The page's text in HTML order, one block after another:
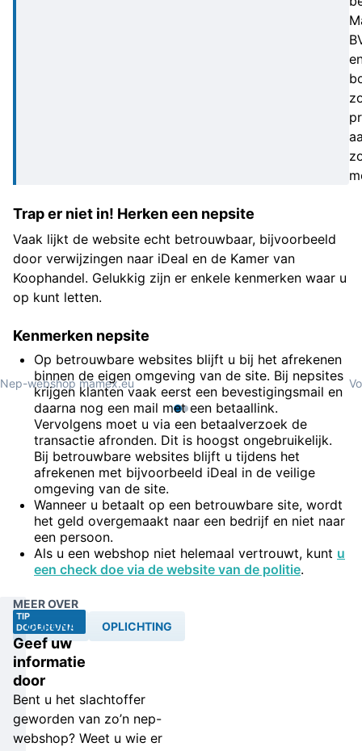
Nep-webshop mamex.eu
Trap er niet in! Herken een nepsite
Vaak lijkt de website echt betrouwbaar, bijvoorbeeld
door verwijzingen naar iDeal en de Kamer van
Koophandel. Gelukkig zijn er enkele kenmerken waar u
op kunt letten.
Kenmerken nepsite
Op betrouwbare websites blijft u bij het afrekenen
binnen de eigen omgeving van de site. Bij nepsites
krijgen klanten vaak eerst een bevestigingsmail en
daarna nog een mail met een betaallink.
Vervolgens moet u via een betaalverzoek de
transactie afronden. Dit is hoogst ongebruikelijk.
Bij betrouwbare websites blijft u tijdens het
afrekenen met bijvoorbeeld iDeal in de veilige
omgeving van de site.
Wanneer u betaalt op een betrouwbare site, wordt
het geld overgemaakt naar een bedrijf en niet naar
een persoon.
Als u een webshop niet helemaal vertrouwt, kunt u
een check doe via de website van de politie.
TIP
DOORGEVEN
Geef uw
informatie
door
Bent u het slachtoffer
geworden van zo’n nep-
webshop? Weet u wie er
MEER OVER
CORONA
OPLICHTING